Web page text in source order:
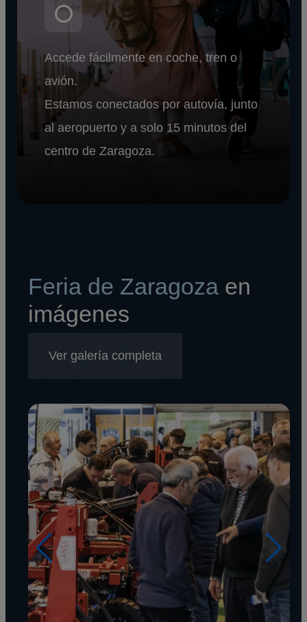
Accede fácilmente en coche, tren o
avión.
Estamos conectados por autovía, junto
al aeropuerto y a solo 15 minutos del
centro de Zaragoza.
Feria de Zaragoza en
imágenes
Ver galería completa
Imagen